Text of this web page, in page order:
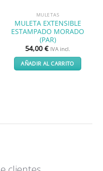
MULETAS
MULETA EXTENSIBLE
ESTAMPADO MORADO
(PAR)
54,00 € IVA incl.
AÑADIR AL CARRITO